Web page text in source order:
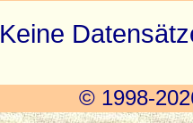
Keine
© 1998-